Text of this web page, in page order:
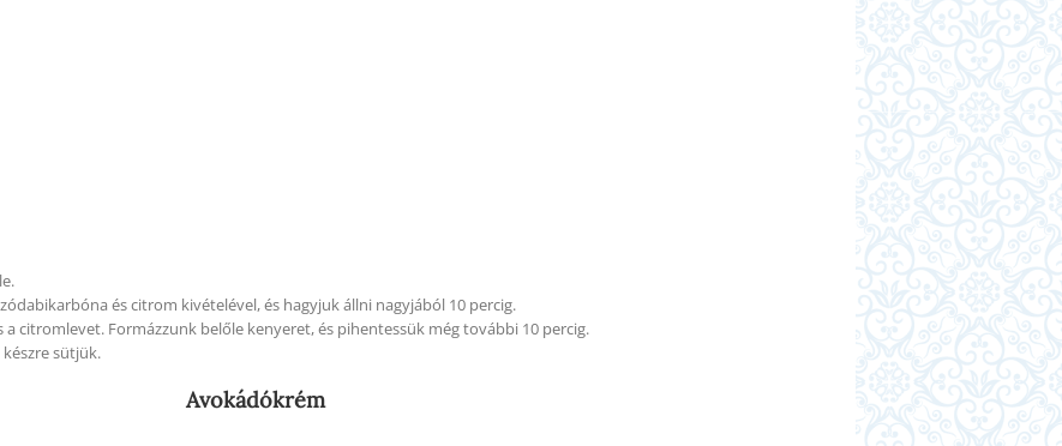
és citrom kivételével, és hagyjuk állni nagyjából 10 percig.
citromlevet. Formázzunk belőle kenyeret, és pihentessük még további 10 percig.
sütjük.
Avokádókrém